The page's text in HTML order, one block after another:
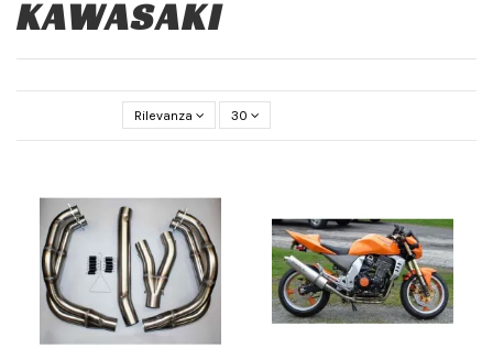
KAWASAKI
Rilevanza 30